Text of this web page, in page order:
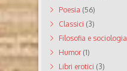
Poesia (56)
Classici (3)
Filosofia e sociologia
Humor(1)
Libri erotici (3)